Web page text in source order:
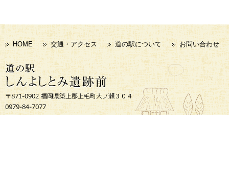
HOME 交通・アクセス 道の駅について お問い合わせ